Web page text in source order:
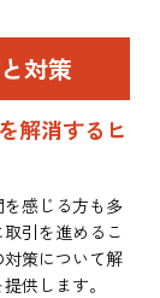
対策
解消するヒ
感じる方も多
引を進めるこ
策について解
供します。